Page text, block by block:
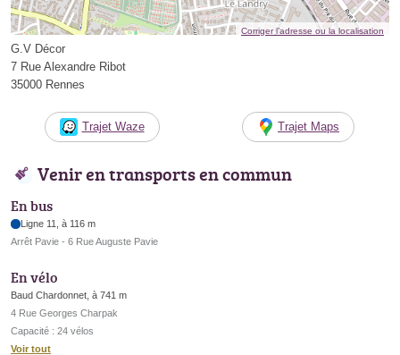
Corriger l’adresse ou la localisation
G.V Décor
7 Rue Alexandre Ribot
35000 Rennes
Trajet Waze Trajet Maps
Venir en transports en commun
En bus
Ligne 11, à 116 m
Arrêt Pavie - 6 Rue Auguste Pavie
En vélo
Baud Chardonnet, à 741 m
4 Rue Georges Charpak
Capacité : 24 vélos
Voir tout